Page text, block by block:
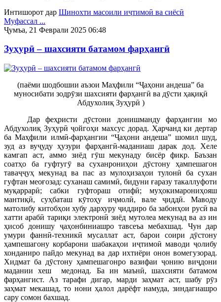
Интишорот дар Шинохти масоили иҷтимоӣ ва сиёсӣ
Муфассал ...
Ҷумъа, 21 Феврали 2025 06:48
Зуҳурӣ – шахсияти батамом фарҳангӣ
(паёми шодбошии аъзои Маҳфили “Ҷаҳони андеша” ба
муносибати зодрӯзи шахсияти фарҳангӣ ва дӯсти ҳақиқӣ
Абдухолиқ Зуҳурӣ )
Дар феҳристи дӯстони донишманду фарҳангии мо
Абдухолиқ Зуҳурӣ ҷойгоҳи махсус дорад. Ҳарчанд ки дертар
ба Маҳфили илмӣ-фарҳангии “Ҷаҳони андеша” шомил шуд,
зуд аз вуҷуду ҳузури фарҳангӣ-маданиаш дарак дод. Хеле
камгап аст, аммо зиёд гӯш мекунаду бисёр фикр. Баъзан
соатҳо ба гуфтугӯ ва суханрониҳои дӯстону ҳампешагон
таваҷҷуҳ мекунад ва пас аз мулоҳизаҳои тулонӣ ба сухан
гуфтан меоғозад: суханаш самимӣ, бидуни ғаразу такаллуфоти
муқаррарӣ; сабки гуфтораш отифӣ; муҳокимарониҳояш
мантиқӣ, суҳбаташ кӯтоҳу иҷмолӣ, вале ҷиддӣ. Маводу
матолибу китобҳои хубу дархуру ҷиддиро ба забонҳои русӣ ва
хатти арабӣ тариқи электронӣ зиёд мутолеа мекунад ва аз ин
ҳисоб донишу ҷаҳонбиниашро тавсеъа мебахшад. Чун дар
умури фаннӣ-техникӣ мусаллат аст, барои соири дӯстону
ҳампешагону корбарони шабакаҳои иҷтимоӣ маводи ҷолибу
хонданиро пайдо мекунад ва дар ихтиёри онон вомегузорад.
Хидмат ба дӯстону ҳампешагонро вазифаи ҷонию виҷдони
мадании хеш медонад. Ба ин маънӣ, шахсияти батамом
фарҳангист. Аз тарафи дигар, марди заҳмат аст, шабу рӯз
заҳмат мекашад, то нони ҳалол дарёфт намуда, зиндагиашро
сару сомон бахшад.